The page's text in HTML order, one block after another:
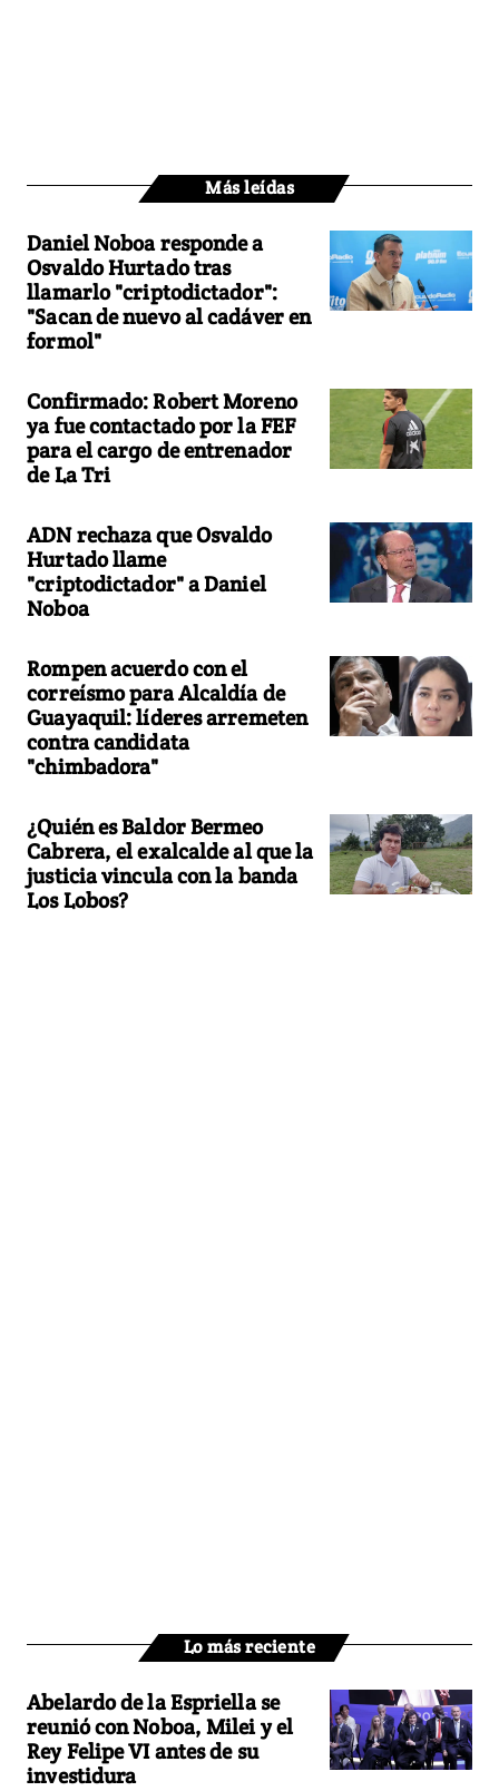
Más leídas
Daniel Noboa responde a
Osvaldo Hurtado tras
llamarlo "criptodictador":
"Sacan de nuevo al cadáver en
formol"
Confirmado: Robert Moreno
ya fue contactado por la FEF
para el cargo de entrenador
de La Tri
ADN rechaza que Osvaldo
Hurtado llame
"criptodictador" a Daniel
Noboa
Rompen acuerdo con el
correísmo para Alcaldía de
Guayaquil: líderes arremeten
contra candidata
"chimbadora"
¿Quién es Baldor Bermeo
Cabrera, el exalcalde al que la
justicia vincula con la banda
Los Lobos?
Lo más reciente
Abelardo de la Espriella se
reunió con Noboa, Milei y el
Rey Felipe VI antes de su
investidura